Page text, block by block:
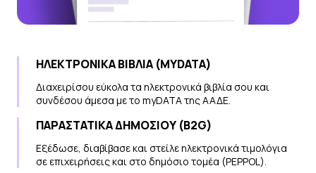
ΗΛΕΚΤΡΟΝΙΚΑ ΒΙΒΛΙΑ (MYDATA)
Διαχειρίσου εύκολα τα ηλεκτρονικά βιβλία σου και
συνδέσου άμεσα με το myDATA της ΑΑΔΕ.
ΠΑΡΑΣΤΑΤΙΚΑ ΔΗΜΟΣΙΟΥ (B2G)
Εξέδωσε, διαβίβασε και στείλε ηλεκτρονικά τιμολόγια
σε επιχειρήσεις και στο δημόσιο τομέα (PEPPOL).